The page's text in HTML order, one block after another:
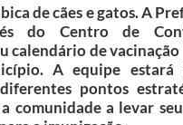
da Pandemia em
19 Comércio - Adesão ao
da Pandemia em
19 Educação - Adesão ao
de cães e gatos. A
do Centro de
calendário de vacinação
A equipe estará
pontos
comunidade a levar